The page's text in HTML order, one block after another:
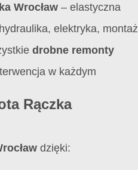
Wrocław – elastyczna
elektryka, montaż
drobne remonty
w każdym
Rączka
dzięki: